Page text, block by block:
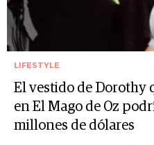
LIFESTYLE
El vestido de Dorothy
en El Mago de Oz
millones de dólares